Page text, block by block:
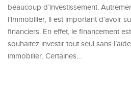
beaucoup d’investissement.
l’immobilier, il est important d’avoir
financiers. En effet, le financement
souhaitez investir tout seul sans
immobilier. Certaines…